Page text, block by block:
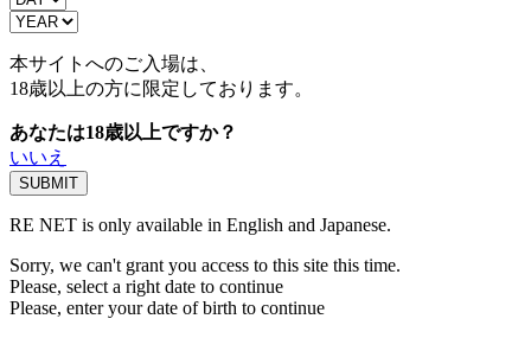
本サイトへのご入場は、
18歳以上の方に限定しております。
あなたは18歳以上ですか？
いいえ
RE NET is only available in English and Japanese.
Sorry, we can't grant you access to this site this time.
Please, select a right date to continue
Please, enter your date of birth to continue